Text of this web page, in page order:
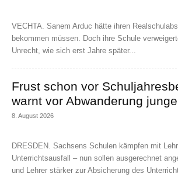
VECHTA. Sanem Arduc hätte ihren
bekommen müssen. Doch ihre Schule
Unrecht, wie sich erst Jahre später...
Frust schon vor
warnt vor Abwanderung
8. August 2026
DRESDEN. Sachsens Schulen kämpfen mit
Unterrichtsausfall – nun sollen ausgerechnet
und Lehrer stärker zur Absicherung des